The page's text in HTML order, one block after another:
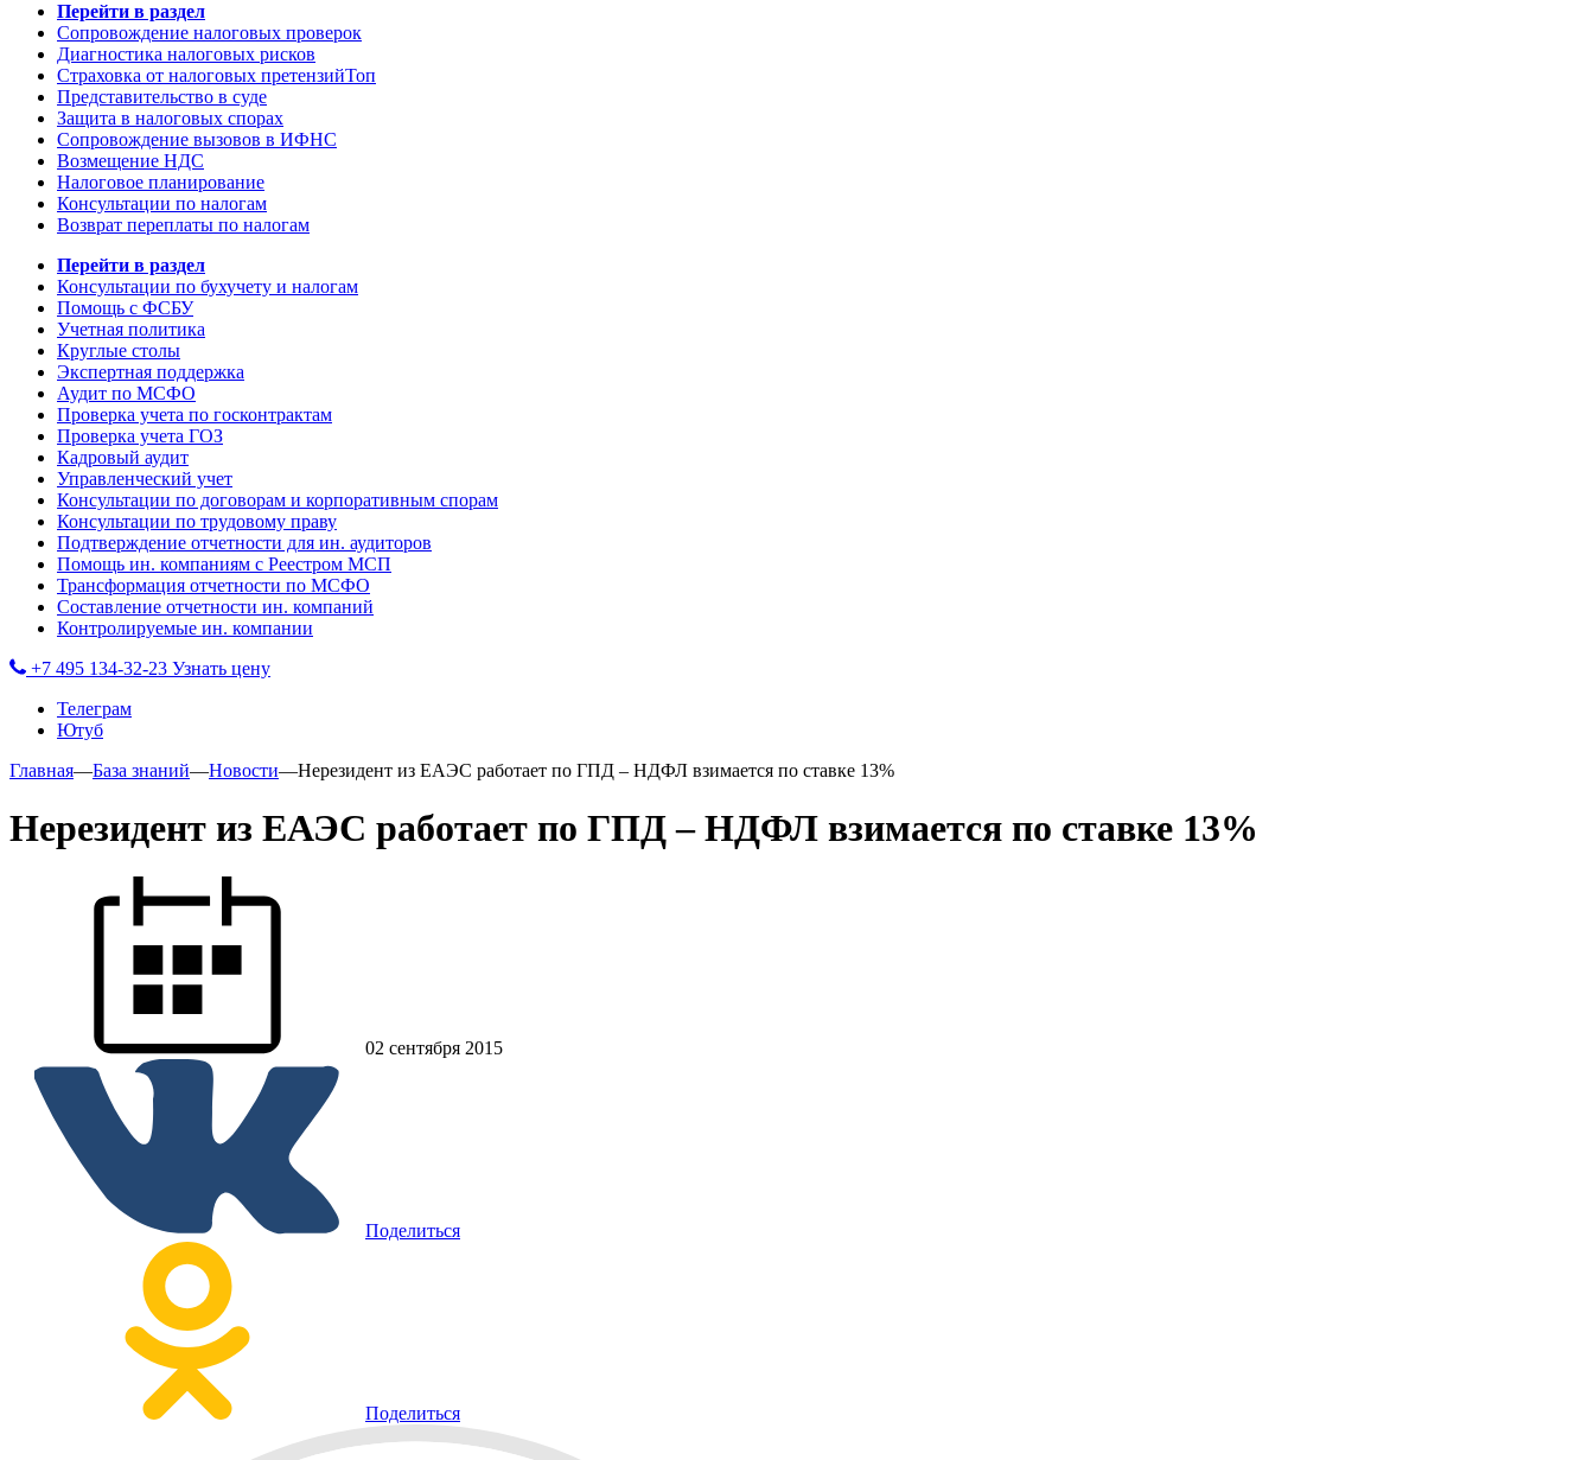
Перейти в раздел
Сопровождение налоговых проверок
Диагностика налоговых рисков
Страховка от налоговых претензийТоп
Представительство в суде
Защита в налоговых спорах
Сопровождение вызовов в ИФНС
Возмещение НДС
Налоговое планирование
Консультации по налогам
Возврат переплаты по налогам
Перейти в раздел
Консультации по бухучету и налогам
Помощь с ФСБУ
Учетная политика
Круглые столы
Экспертная поддержка
Аудит по МСФО
Проверка учета по госконтрактам
Проверка учета ГОЗ
Кадровый аудит
Управленческий учет
Консультации по договорам и корпоративным спорам
Консультации по трудовому праву
Подтверждение отчетности для ин. аудиторов
Помощь ин. компаниям с Реестром МСП
Трансформация отчетности по МСФО
Составление отчетности ин. компаний
Контролируемые ин. компании
+7 495 134-32-23 Узнать цену
Телеграм
Ютуб
Главная—База знаний—Новости—Нерезидент из ЕАЭС работает по ГПД – НДФЛ взимается по ставке 13%
Нерезидент из ЕАЭС работает по ГПД – НДФЛ взимается по ставке 13%
02 сентября 2015
Поделиться
Поделиться